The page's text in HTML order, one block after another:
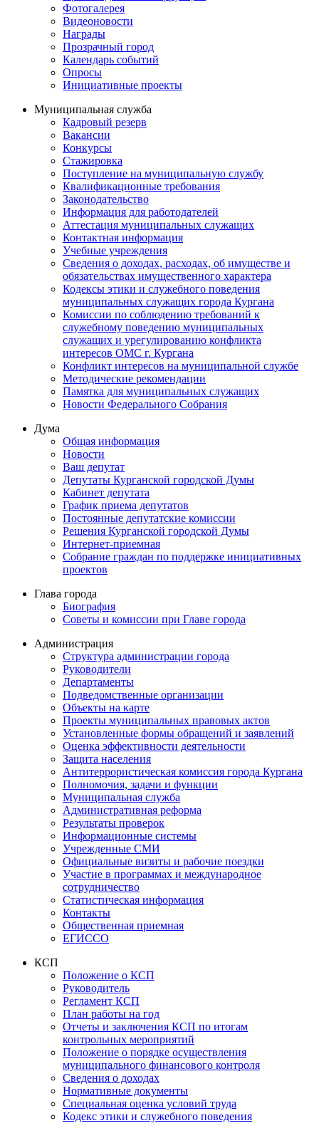
Фотогалерея
Видеоновости
Награды
Прозрачный город
Календарь событий
Опросы
Инициативные проекты
Муниципальная служба
Кадровый резерв
Вакансии
Конкурсы
Стажировка
Поступление на муниципальную службу
Квалификационные требования
Законодательство
Информация для работодателей
Аттестация муниципальных служащих
Контактная информация
Учебные учреждения
Сведения о доходах, расходах, об имуществе и
обязательствах имущественного характера
Кодексы этики и служебного поведения
муниципальных служащих города Кургана
Комиссии по соблюдению требований к
служебному поведению муниципальных
служащих и урегулированию конфликта
интересов ОМС г. Кургана
Конфликт интересов на муниципальной службе
Методические рекомендации
Памятка для муниципальных служащих
Новости Федерального Cобрания
Дума
Общая информация
Новости
Ваш депутат
Депутаты Курганской городской Думы
Кабинет депутата
График приема депутатов
Постоянные депутатские комиссии
Решения Курганской городской Думы
Интернет-приемная
Собрание граждан по поддержке инициативных
проектов
Глава города
Биография
Советы и комиссии при Главе города
Администрация
Структура администрации города
Руководители
Департаменты
Подведомственные организации
Объекты на карте
Проекты муниципальных правовых актов
Установленные формы обращений и заявлений
Оценка эффективности деятельности
Защита населения
Антитеррористическая комиссия города Кургана
Полномочия, задачи и функции
Муниципальная служба
Административная реформа
Результаты проверок
Информационные системы
Учрежденные СМИ
Официальные визиты и рабочие поездки
Участие в программах и международное
сотрудничество
Статистическая информация
Контакты
Общественная приемная
ЕГИССО
КСП
Положение о КСП
Руководитель
Регламент КСП
План работы на год
Отчеты и заключения КСП по итогам
контрольных мероприятий
Положение о порядке осуществления
муниципального финансового контроля
Сведения о доходах
Нормативные документы
Специальная оценка условий труда
Кодекс этики и служебного поведения